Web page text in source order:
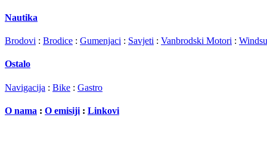
Nautika
Brodovi : Brodice : Gumenjaci : Savjeti : Vanbrodski Motori :
Ostalo
Navigacija : Bike : Gastro
O nama : O emisiji : Linkovi